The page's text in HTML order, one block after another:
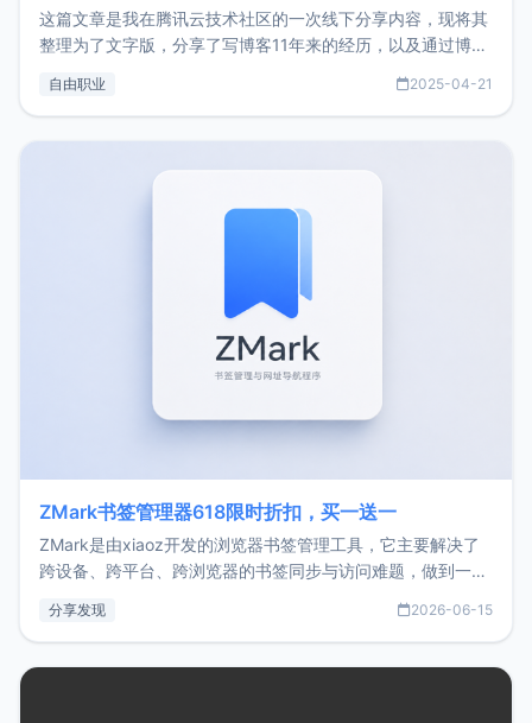
这篇文章是我在腾讯云技术社区的一次线下分享内容，现将其
整理为了文字版，分享了写博客11年来的经历，以及通过博客
了我的首个产品ImgURL的真实数据和产品现状。自我介绍大
自由职业 2025-04-21
ZMark书签管理器618限时折扣，买一送一
ZMark是由xiaoz开发的浏览器书签管理工具，它主要解决了
跨设备、跨平台、跨浏览器的书签同步与访问难题，做到一处
用，让管理更高效。ZMark官网地址：
分享发现 2026-06-15